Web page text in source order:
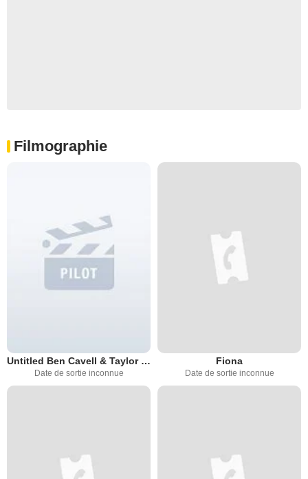
Filmographie
Untitled Ben Cavell & Taylor Elmore Project
Date de sortie inconnue
Fiona
Date de sortie inconnue